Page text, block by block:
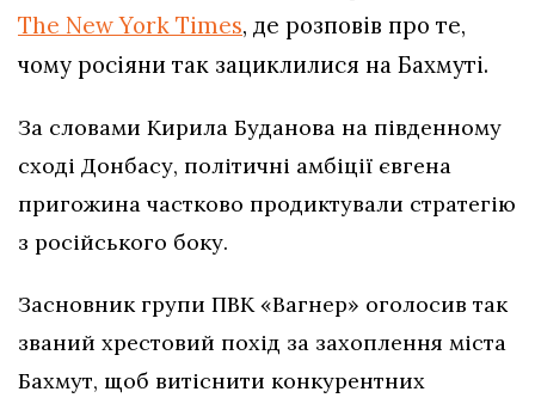
The New York Times, де розповів про те,
чому росіяни так зациклилися на Бахмуті.
За словами Кирила Буданова на південному
сході Донбасу, політичні амбіції євгена
пригожина частково продиктували стратегію
з російського боку.
Засновник групи ПВК «Вагнер» оголосив так
званий хрестовий похід за захоплення міста
Бахмут, щоб витіснити конкурентних